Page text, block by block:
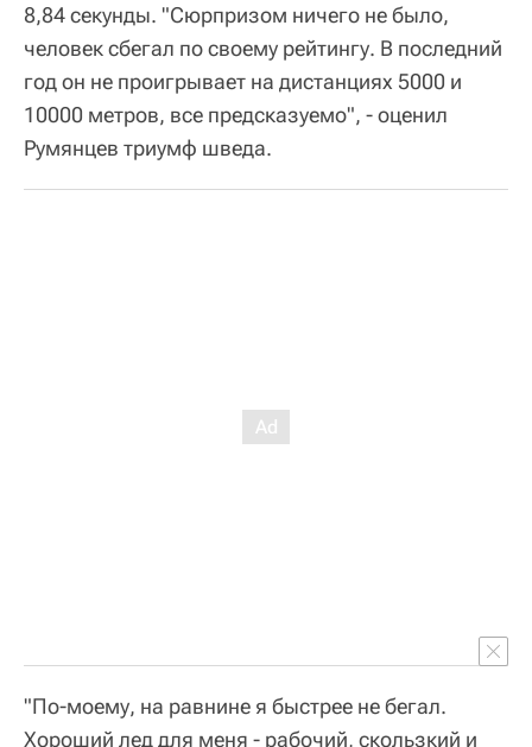
8,84 секунды. "Сюрпризом ничего не было,
человек сбегал по своему рейтингу. В последний
год он не проигрывает на дистанциях 5000 и
10000 метров, все предсказуемо", - оценил
Румянцев триумф шведа.
"По-моему, на равнине я быстрее не бегал.
Хороший лед для меня - рабочий, скользкий и